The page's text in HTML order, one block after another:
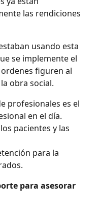
las rendiciones
usando esta
se implemente el
figuren al
obra social.
profesionales es el
en el día.
pacientes y las
para la
para asesorar